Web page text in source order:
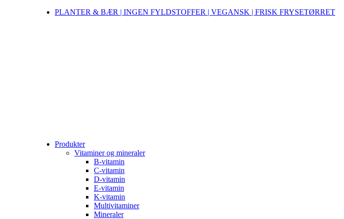
PLANTER & BÆR | INGEN FYLDSTOFFER | VEGANSK | FRISK FRYSETØRRET
Produkter
Vitaminer og mineraler
B-vitamin
C-vitamin
D-vitamin
E-vitamin
K-vitamin
Multivitaminer
Mineraler